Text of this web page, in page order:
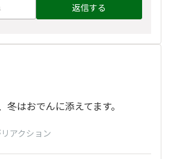
返信する
冬はおでんに添えてます。
アクション